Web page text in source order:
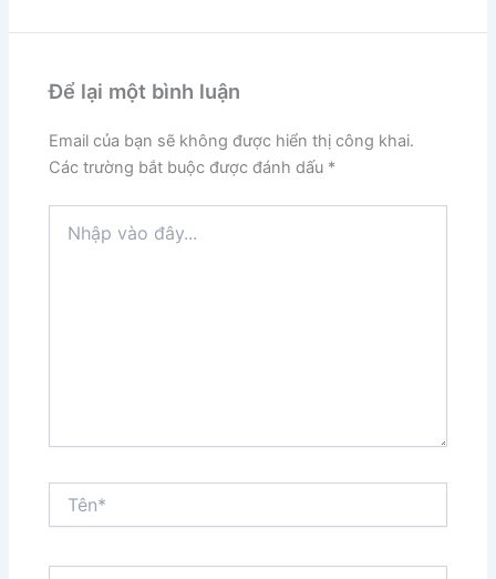
Để lại một bình luận
Email của bạn sẽ không được hiển thị công khai.
Các trường bắt buộc được đánh dấu *
vào